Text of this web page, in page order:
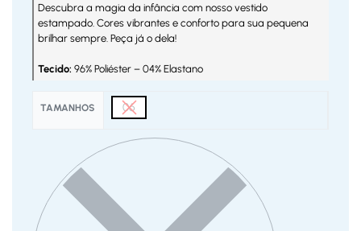
Descubra a magia da infância com nosso vestido
estampado. Cores vibrantes e conforto para sua pequena
brilhar sempre. Peça já o dela!
Tecido: 96% Poliéster – 04% Elastano
TAMANHOS 06